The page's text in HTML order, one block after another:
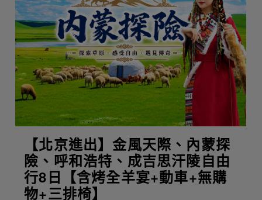
【北京進出】金風天際、內蒙探
險、呼和浩特、成吉思汗陵自由
行8日【含烤全羊宴+動車+無購
物+三排椅】